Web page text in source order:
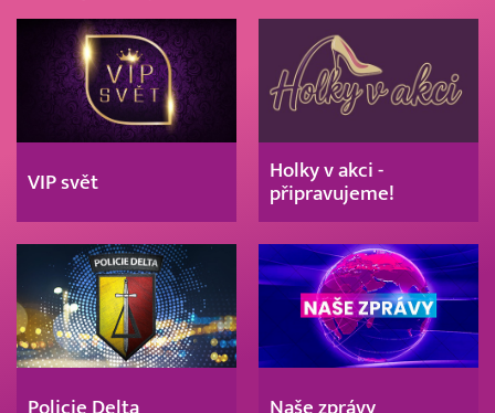
VIP svět
Holky v akci -
připravujeme!
Policie Delta Naše zprávy